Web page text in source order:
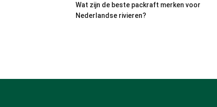
Wat zijn de beste packraft merken voor
Nederlandse rivieren?